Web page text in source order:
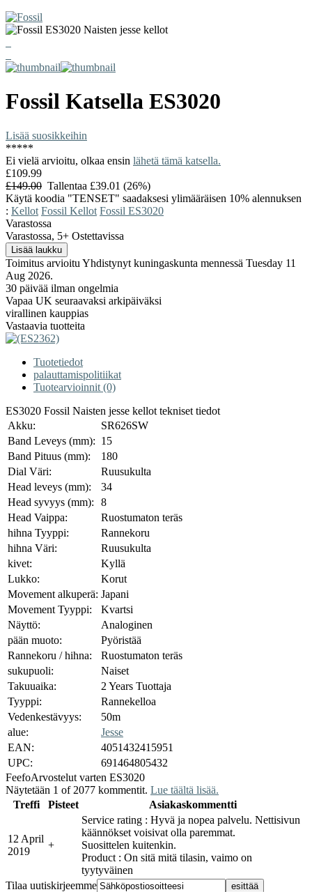
Fossil Katsella ES3020
Lisää suosikkeihin
*****
Ei vielä arvioitu, olkaa ensin lähetä tämä katsella.
£109.99
£149.00 Tallentaa £39.01 (26%)
Käytä koodia "TENSET" saadaksesi ylimääräisen 10% alennuksen
: Kellot Fossil Kellot Fossil ES3020
Varastossa
Varastossa, 5+ Ostettavissa
Toimitus arvioitu Yhdistynyt kuningaskunta mennessä Tuesday 11
Aug 2026.
30 päivää ilman ongelmia
Vapaa UK seuraavaksi arkipäiväksi
virallinen kauppias
Vastaavia tuotteita
Tuotetiedot
palauttamispolitiikat
Tuotearvioinnit (0)
ES3020 Fossil Naisten jesse kellot tekniset tiedot
Akku:
SR626SW
Band Leveys (mm): 15
Band Pituus (mm):
180
Dial Väri:
Ruusukulta
Head leveys (mm):
34
Head syvyys (mm):
8
Head Vaippa:
Ruostumaton teräs
hihna Tyyppi:
Rannekoru
hihna Väri:
Ruusukulta
kivet:
Kyllä
Lukko:
Korut
Movement alkuperä: Japani
Movement Tyyppi:
Kvartsi
Näyttö:
Analoginen
pään muoto:
Pyöristää
Rannekoru / hihna:
Ruostumaton teräs
sukupuoli:
Naiset
Takuuaika:
2 Years Tuottaja
Tyyppi:
Rannekelloa
Vedenkestävyys:
50m
alue:
Jesse
EAN:
4051432415951
UPC:
691464805432
FeefoArvostelut varten ES3020
Näytetään 1 of 2077 kommentit. Lue täältä lisää.
Treffi
Pisteet Asiakaskommentti
12 April
2019
+
Service rating : Hyvä ja nopea palvelu. Nettisivun
käännökset voisivat olla paremmat.
Suosittelen kuitenkin.
Product : On sitä mitä tilasin, vaimo on
tyytyväinen
Tilaa uutiskirjeemme